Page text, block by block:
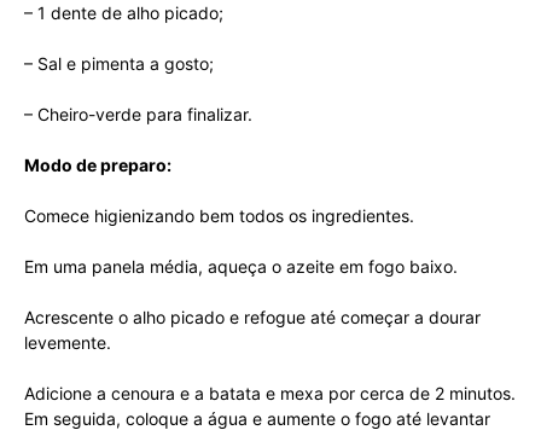
– 1 dente de alho picado;
– Sal e pimenta a gosto;
– Cheiro-verde para finalizar.
Modo de preparo:
Comece higienizando bem todos os ingredientes.
Em uma panela média, aqueça o azeite em fogo baixo.
Acrescente o alho picado e refogue até começar a dourar
levemente.
Adicione a cenoura e a batata e mexa por cerca de 2 minutos.
Em seguida, coloque a água e aumente o fogo até levantar